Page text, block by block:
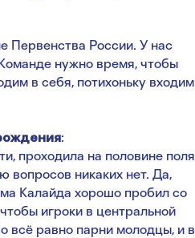
Первенства России. У нас
нужно время, чтобы
в себя, потихоньку входим
:
проходила на половине поля
вопросов никаких нет. Да,
Калайда хорошо пробил со
игроки в центральной
всё равно парни молодцы, и в